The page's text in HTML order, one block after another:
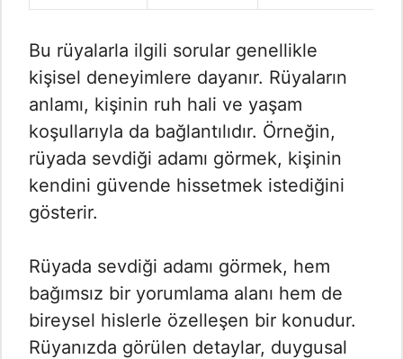
Bu rüyalarla ilgili sorular genellikle
kişisel deneyimlere dayanır. Rüyaların
anlamı, kişinin ruh hali ve yaşam
koşullarıyla da bağlantılıdır. Örneğin,
rüyada sevdiği adamı görmek, kişinin
kendini güvende hissetmek istediğini
gösterir.
Rüyada sevdiği adamı görmek, hem
bağımsız bir yorumlama alanı hem de
bireysel hislerle özelleşen bir konudur.
Rüyanızda görülen detaylar, duygusal